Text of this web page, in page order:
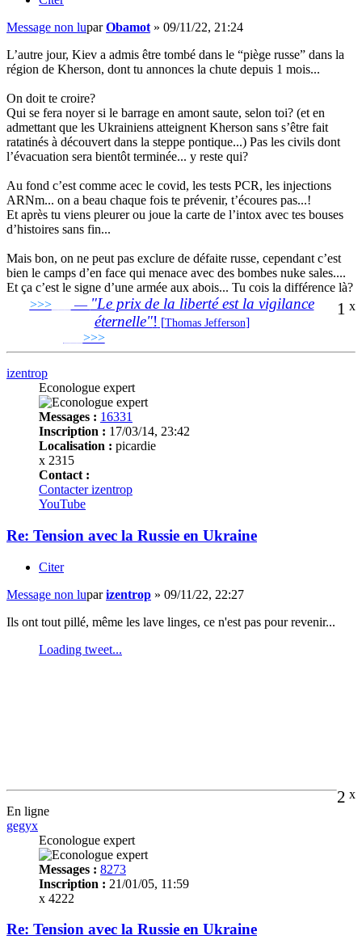
Message non luparObamot » 09/11/22, 21:24
L’autre jour, Kiev a admis être tombé dans le “piège russe” dans la
région de Kherson, dont tu annonces la chute depuis 1 mois...
On doit te croire?
Qui se fera noyer si le barrage en amont saute, selon toi? (et en
admettant que les Ukrainiens atteignent Kherson sans s’être fait
ratatinés à découvert dans la steppe pontique...) Pas les civils dont
l’évacuation sera bientôt terminée... y reste qui?
Au fond c’est comme acec le covid, les tests PCR, les injections
ARNm... on a beau chaque fois te prévenir, t’écoures pas...!
Et après tu viens pleurer ou joue la carte de l’intox avec tes bouses
d’histoires sans fin...
Mais bon, on ne peut pas exclure de défaite russe, cependant c’est
bien le camps d’en face qui menace avec des bombes nuke sales....
Et ça c’est le signe d’une armée aux abois... Tu cois la différence là?
1 x
>>>___ — "Le prix de la liberté est la vigilance
éternelle"! [Thomas Jefferson]
>>>______________________________
izentrop
Econologue expert
Messages : 16331
Inscription : 17/03/14, 23:42
Localisation : picardie
x 2315
Contact :
Contacter izentrop
YouTube
Re: Tension avec la Russie en Ukraine
Citer
Message non luparizentrop » 09/11/22, 22:27
Ils ont tout pillé, même les lave linges, ce n'est pas pour revenir...
2 x
En ligne
gegyx
Econologue expert
Messages : 8273
Inscription : 21/01/05, 11:59
x 4222
Re: Tension avec la Russie en Ukraine